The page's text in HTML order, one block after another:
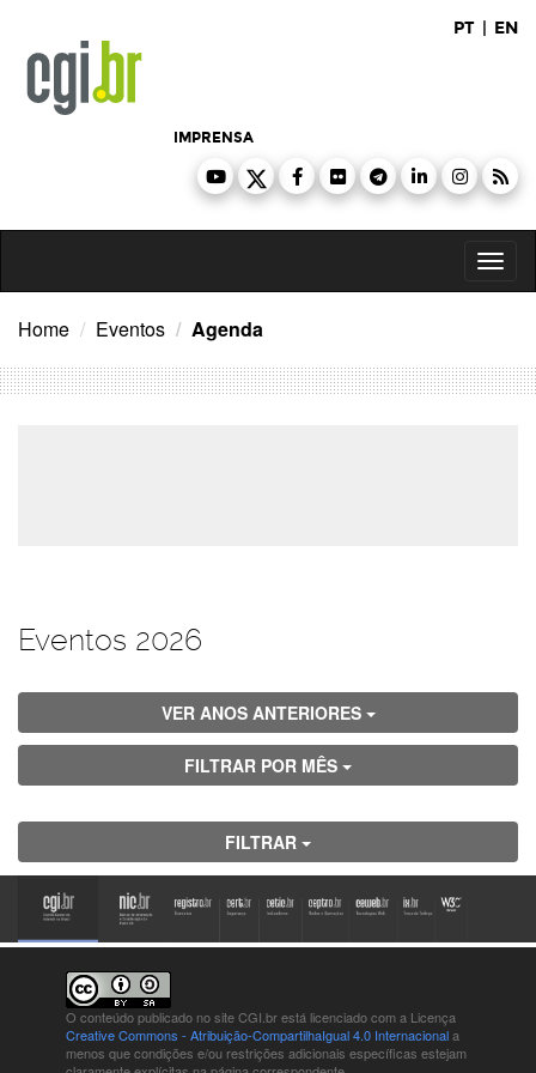
conteúdo
PT | EN
IMPRENSA
Home Eventos Agenda
Eventos 2026
VER ANOS ANTERIORES
FILTRAR POR MÊS
FILTRAR
O conteúdo publicado no site CGI.br está licenciado com a Licença
Creative Commons - Atribuição-CompartilhaIgual 4.0 Internacionala
menos que condições e/ou restrições adicionais específicas estejam